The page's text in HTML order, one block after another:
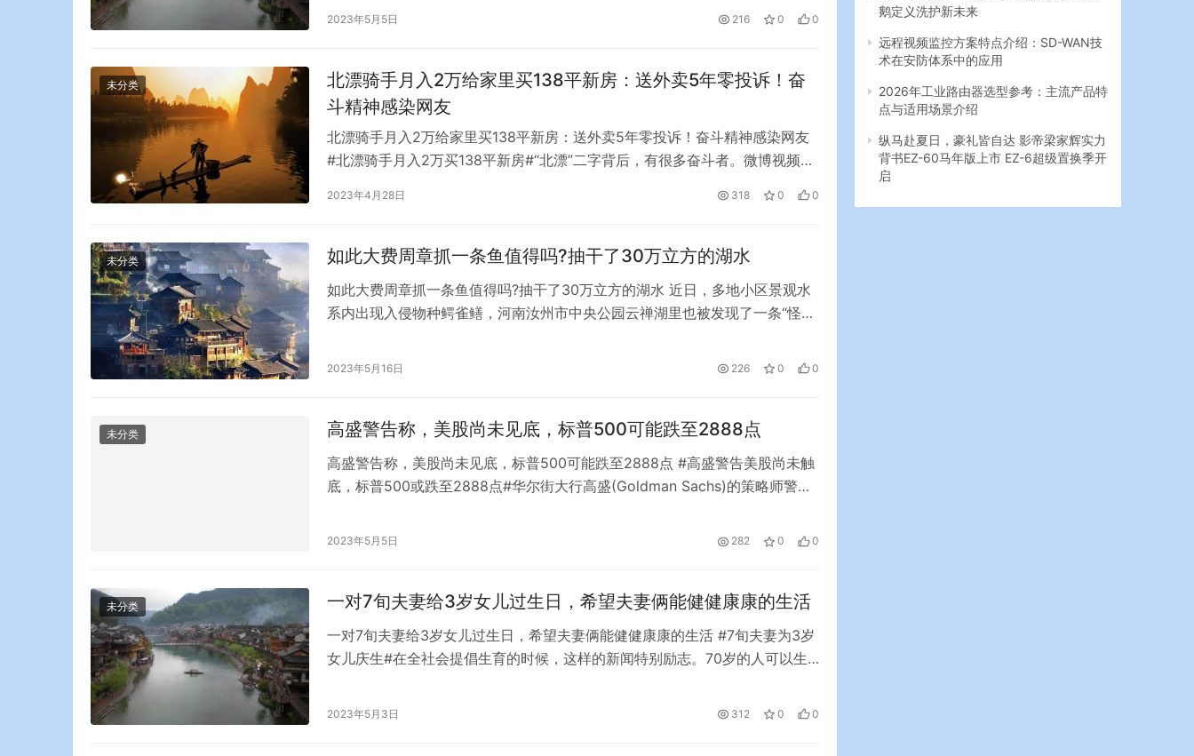
面临法院要求完成他对这家社交媒体平台的440亿美元收购。 据悉，马斯克周
2023年5月5日 216 0 0
未分类
北漂骑手月入2万给家里买138平新房：送外卖5年零投诉！奋
斗精神感染网友
北漂骑手月入2万给家里买138平新房：送外卖5年零投诉！奋斗精神感染网友
#北漂骑手月入2万买138平新房#“北漂”二字背后，有很多奋斗者。微博视频显
手。 虽然住在北方400元的出租屋里，省吃俭用，每月不到1500元，但在老
2023年4月28日 318 0 0
未分类 如此大费周章抓一条鱼值得吗?抽干了30万立方的湖水
如此大费周章抓一条鱼值得吗?抽干了30万立方的湖水 近日，多地小区景观水
系内出现入侵物种鳄雀鳝，河南汝州市中央公园云禅湖里也被发现了一条“怪
“围观”的同时，也有网友质疑，为了一条鱼，如此大费周章值得吗？ 为此，人
2023年5月16日 226 0 0
未分类 高盛警告称，美股尚未见底，标普500可能跌至2888点
高盛警告称，美股尚未见底，标普500可能跌至2888点 #高盛警告美股尚未触
底，标普500或跌至2888点#华尔街大行高盛(Goldman Sachs)的策略师警告
和经济衰退概率上升的情况。 包括Kamakshya Trivedi在内的高盛策略师在10
2023年5月5日 282 0 0
未分类 一对7旬夫妻给3岁女儿过生日，希望夫妻俩能健健康康的生活
一对7旬夫妻给3岁女儿过生日，希望夫妻俩能健健康康的生活 #7旬夫妻为3岁
女儿庆生#在全社会提倡生育的时候，这样的新闻特别励志。70岁的人可以生
个孩子的时候，我很担心两位老人会被罚款，甚至受到其他方式的惩罚。现在
2023年5月3日 312 0 0
鹅定义洗护新未来
远程视频监控方案特点介绍：SD-WAN技
术在安防体系中的应用
2026年工业路由器选型参考：主流产品特
点与适用场景介绍
纵马赴夏日，豪礼皆自达 影帝梁家辉实力
背书EZ-60马年版上市 EZ-6超级置换季开
启